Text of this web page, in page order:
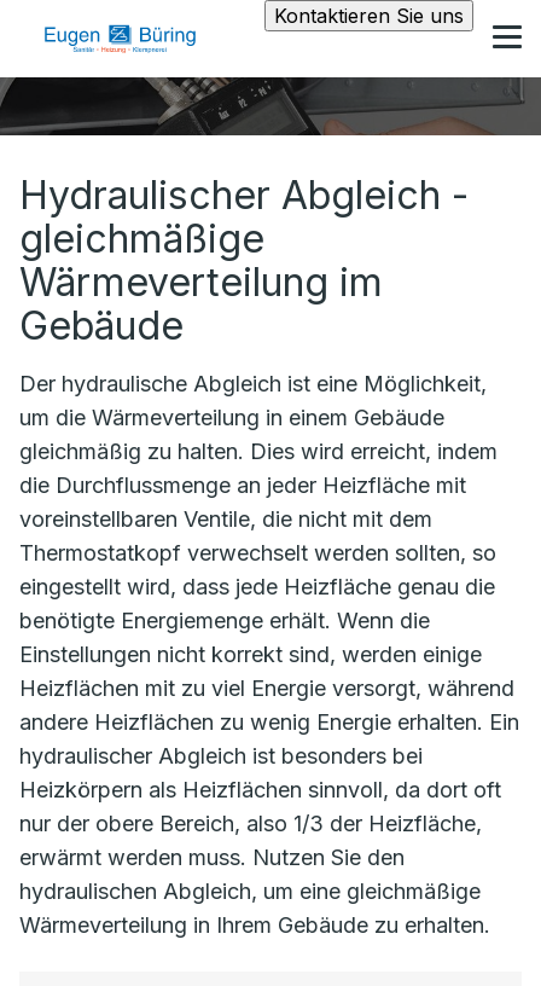
Kontaktieren Sie uns
Hydraulischer Abgleich -
gleichmäßige
Wärmeverteilung im
Gebäude
Der hydraulische Abgleich ist eine Möglichkeit,
um die Wärmeverteilung in einem Gebäude
gleichmäßig zu halten. Dies wird erreicht, indem
die Durchflussmenge an jeder Heizfläche mit
voreinstellbaren Ventile, die nicht mit dem
Thermostatkopf verwechselt werden sollten, so
eingestellt wird, dass jede Heizfläche genau die
benötigte Energiemenge erhält. Wenn die
Einstellungen nicht korrekt sind, werden einige
Heizflächen mit zu viel Energie versorgt, während
andere Heizflächen zu wenig Energie erhalten. Ein
hydraulischer Abgleich ist besonders bei
Heizkörpern als Heizflächen sinnvoll, da dort oft
nur der obere Bereich, also 1/3 der Heizfläche,
erwärmt werden muss. Nutzen Sie den
hydraulischen Abgleich, um eine gleichmäßige
Wärmeverteilung in Ihrem Gebäude zu erhalten.